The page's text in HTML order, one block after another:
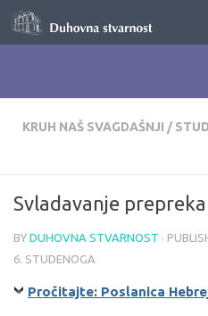
Skip to content
KRUH NAŠ SVAGDAŠNJI /
Svladavanje prepreka
BY DUHOVNA STVARNOST ·
6. STUDENOGA
Pročitajte: Poslanica